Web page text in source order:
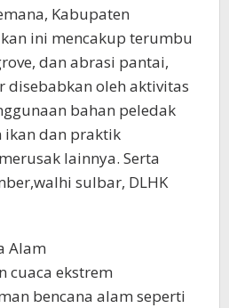
Kabupaten
ini mencakup terumbu
dan abrasi pantai,
disebabkan oleh aktivitas
bahan peledak
ikan dan praktik
lainnya. Serta
sulbar, DLHK
Alam
cuaca ekstrem
bencana alam seperti